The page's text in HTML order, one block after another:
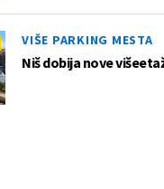
VIŠE PARKING MESTA
Niš dobija nove